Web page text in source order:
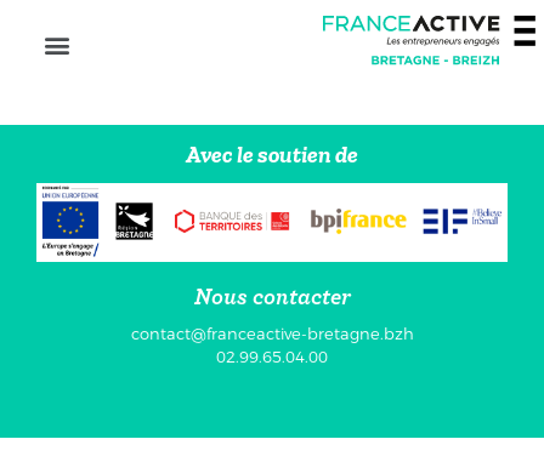
Avec le soutien de
Nous contacter
contact@franceactive-bretagne.bzh
02.99.65.04.00